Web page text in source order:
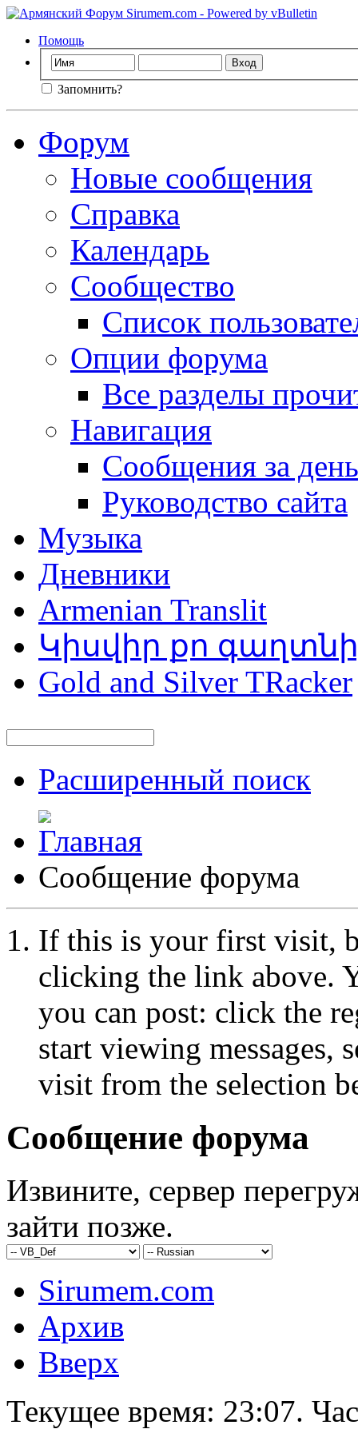
Помощь
Запомнить?
Форум
Новые сообщения
Справка
Календарь
Сообщество
Список
Опции форума
Все разделы
Навигация
Сообщения за день
Руководство сайта
Музыка
Дневники
Armenian Translit
Կիսվիր քո
Gold and Silver TRacker
Расширенный поиск
Сообщение форума
If this is your first visit,
clicking the link above.
you can post: click the
start viewing messages,
visit from the selection
Сообщение форума
Извините, сервер
зайти позже.
Sirumem.com
Архив
Вверх
Текущее время: 23:07.